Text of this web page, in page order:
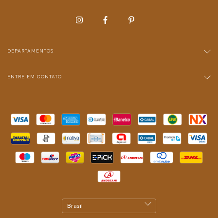
DEPARTAMENTOS
ENTRE EM CONTATO